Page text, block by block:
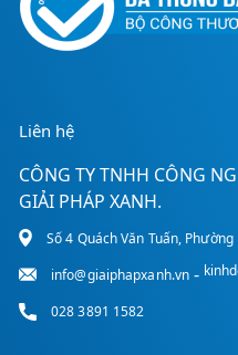
Liên hệ
CÔNG TY TNHH CÔNG
GIẢI PHÁP XANH.
Số 4 Quách Văn Tuấn,
info@giaiphapxanh.vn -
028 3891 1582